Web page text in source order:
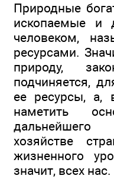
Природные
ископаемые и
человеком,
ресурсами.
природу,
подчиняется,
ее ресурсы, а,
наметить
хозяйстве
жизненного
значит, всех нас.